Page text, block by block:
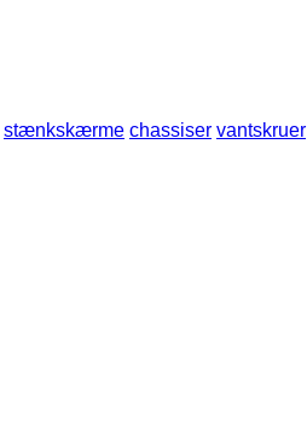
stænkskærme chassiser vantskruer